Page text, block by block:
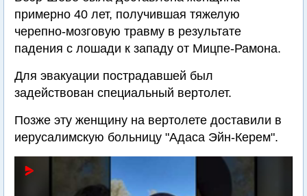
примерно 40 лет, получившая тяжелую
черепно-мозговую травму в результате
падения с лошади к западу от Мицпе-Рамона.
Для эвакуации пострадавшей был
задействован специальный вертолет.
Позже эту женщину на вертолете доставили в
иерусалимскую больницу "Адаса Эйн-Керем".